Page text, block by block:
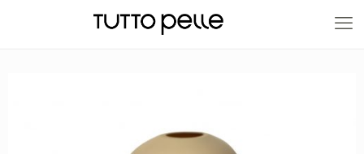
20% EN PRODUCTOS A FABRICACIÓN